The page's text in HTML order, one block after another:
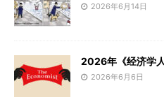
2026年6月14日
2026年《经济学
2026年6月6日